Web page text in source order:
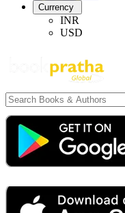
Currency
INR
USD